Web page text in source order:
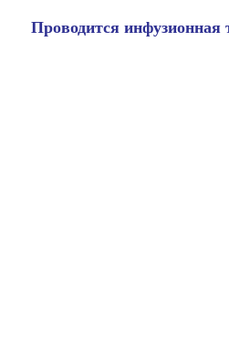
Проводится инфузионная